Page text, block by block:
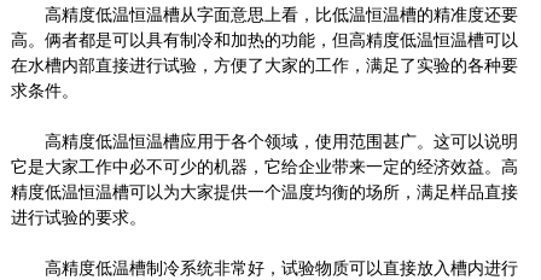
高精度低温恒温槽从字面意思上看，比低温恒温槽的精准度还要
高。俩者都是可以具有制冷和加热的功能，但高精度低温恒温槽可以
在水槽内部直接进行试验，方便了大家的工作，满足了实验的各种要
求条件。
高精度低温恒温槽应用于各个领域，使用范围甚广。这可以说明
它是大家工作中必不可少的机器，它给企业带来一定的经济效益。高
精度低温恒温槽可以为大家提供一个温度均衡的场所，满足样品直接
进行试验的要求。
高精度低温槽制冷系统非常好，试验物质可以直接放入槽内进行